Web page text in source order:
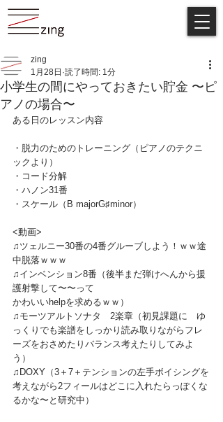
小学生の間にやっておきたい貯金 〜ピ
アノの場合〜
zing
1月28日 読了時間: 1分
ある日のレッスン内容
・脱力のためのトレーニング（ピアノのテクニ
ックより）
・コード分解
・ハノン31番
・スケール（B majorG♯minor）
<動画>
♫ツェルニー30番の4番グルーブしよう！ｗｗ途
中脱落ｗｗｗ
♫インベンション8番（後半まだ弾けへんから援
護射撃して〜〜って
かわいいhelpを求めるｗｗ）
♫モーツアルトソナタ　2楽章（初見課題に　ゆ
っくりでも楽譜をしっかり読み取りながらフレ
ーズをおさめたりバランス考えたりしてみよ
う）
♫DOXY（3＋7＋テンションの左手ボイシングを
考えながら2フィールはどこに入れたらっぽくな
るかな〜と研究中）